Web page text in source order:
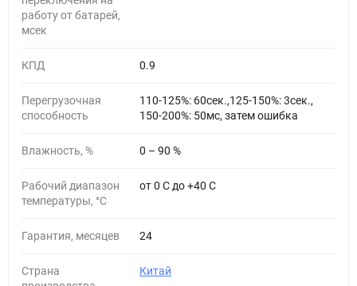
работу от батарей,
мсек
КПД 0.9
Перегрузочная
способность
110-125%: 60сек.,125-150%: 3сек.,
150-200%: 50мс, затем ошибка
Влажность, % 0 – 90 %
Рабочий диапазон
температуры, °С
от 0 С до +40 С
Гарантия, месяцев 24
Страна
Китай